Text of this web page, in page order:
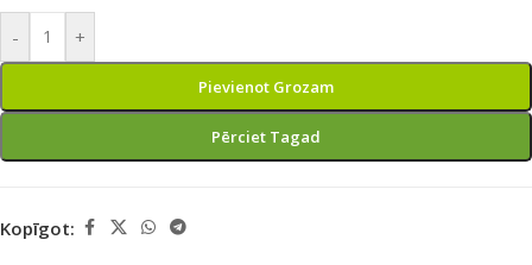
- +
Pievienot Grozam
Pērciet Tagad
Kopīgot: